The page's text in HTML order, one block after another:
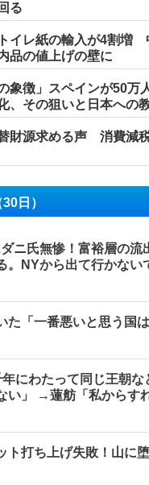
る
トイレ紙の輸入が4割増
品の値上げの壁に
象徴」スペインが50万
、その狙いと日本への
財源求める声 消費減
日）
ニ氏無惨！富裕層の流
。NYから出て行かない
た「一番悪いと思う国
にわたって同じ王朝な
い」 →蓮舫「私からす
ト打ち上げ失敗！山に